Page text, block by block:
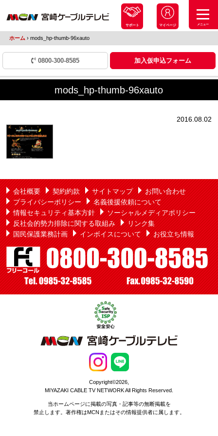
サポート マイページ メニュー
ホーム ›mods_hp-thumb-96xauto
0800-300-8585 加入仮申込フォーム
mods_hp-thumb-96xauto
2016.08.02
会社概要 契約約款 サイトマップ
お問い合わせ
プライバシーポリシー
名義後援依頼について
情報セキュリティ基本方針
ソーシャルメディアポリシー
反社会的勢力排除に関する取組み
リンク集
国民保護業務計画
インボイスについて お役立ち情報
Copyright©2026,
MIYAZAKI CABLE TV NETWORK All Rights Reserved.
当ホームページに掲載の写真・記事等の無断掲載を
禁止します。著作権はMCNまたはその情報提供者に属します。